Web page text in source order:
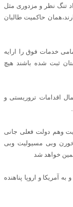
تنگ نظر و مزدوری مثل
حاکمیت طالبان
خدمات فوق را ارایه
ثبت شده باشند هیچ
اقدامات تروریستی و
وهم دولت فعلی جانی
وبی مسیولیت وبی
خواهد شد
آمریکا و اروپا پناهنده